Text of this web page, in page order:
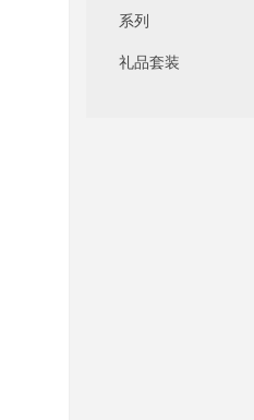
系列
礼品套装